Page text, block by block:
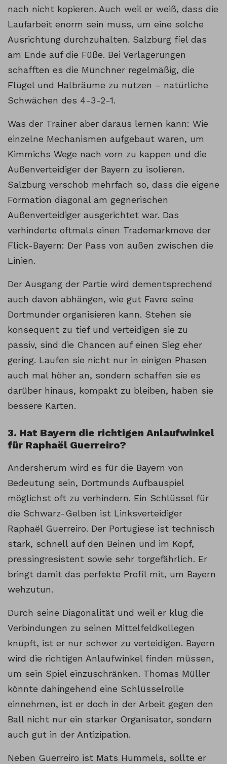
nach nicht kopieren. Auch weil er weiß, dass die
Laufarbeit enorm sein muss, um eine solche
Ausrichtung durchzuhalten. Salzburg fiel das
am Ende auf die Füße. Bei Verlagerungen
schafften es die Münchner regelmäßig, die
Flügel und Halbräume zu nutzen – natürliche
Schwächen des 4-3-2-1.
Was der Trainer aber daraus lernen kann: Wie
einzelne Mechanismen aufgebaut waren, um
Kimmichs Wege nach vorn zu kappen und die
Außenverteidiger der Bayern zu isolieren.
Salzburg verschob mehrfach so, dass die eigene
Formation diagonal am gegnerischen
Außenverteidiger ausgerichtet war. Das
verhinderte oftmals einen Trademarkmove der
Flick-Bayern: Der Pass von außen zwischen die
Linien.
Der Ausgang der Partie wird dementsprechend
auch davon abhängen, wie gut Favre seine
Dortmunder organisieren kann. Stehen sie
konsequent zu tief und verteidigen sie zu
passiv, sind die Chancen auf einen Sieg eher
gering. Laufen sie nicht nur in einigen Phasen
auch mal höher an, sondern schaffen sie es
darüber hinaus, kompakt zu bleiben, haben sie
bessere Karten.
3. Hat Bayern die richtigen Anlaufwinkel
für Raphaël Guerreiro?
Andersherum wird es für die Bayern von
Bedeutung sein, Dortmunds Aufbauspiel
möglichst oft zu verhindern. Ein Schlüssel für
die Schwarz-Gelben ist Linksverteidiger
Raphaël Guerreiro. Der Portugiese ist technisch
stark, schnell auf den Beinen und im Kopf,
pressingresistent sowie sehr torgefährlich. Er
bringt damit das perfekte Profil mit, um Bayern
wehzutun.
Durch seine Diagonalität und weil er klug die
Verbindungen zu seinen Mittelfeldkollegen
knüpft, ist er nur schwer zu verteidigen. Bayern
wird die richtigen Anlaufwinkel finden müssen,
um sein Spiel einzuschränken. Thomas Müller
könnte dahingehend eine Schlüsselrolle
einnehmen, ist er doch in der Arbeit gegen den
Ball nicht nur ein starker Organisator, sondern
auch gut in der Antizipation.
Neben Guerreiro ist Mats Hummels, sollte er